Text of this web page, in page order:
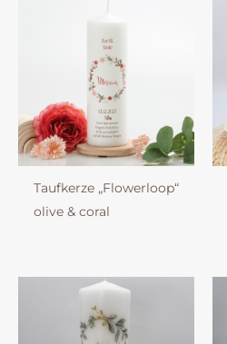
Taufkerze „Flowerloop“
olive & coral